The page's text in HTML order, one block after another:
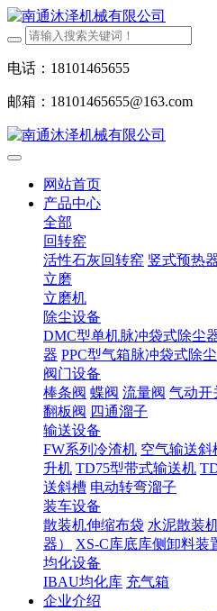
电话：18101465655
邮箱：18101465655@163.com
网站首页
产品中心
全部
回转窑
活性石灰回转窑 竖式预热
立磨
立磨机
除尘设备
DMC型单机脉冲袋式除尘
器 PPC型气箱脉冲袋式除
阀门设备
棒条阀 蝶阀 流量阀 气动开
翻板阀 四通溜子
输送设备
FW系列冷渣机 空气输送斜
升机 TD75型带式输送机
送斜槽 电动转弯溜子
装车设备
散装机伸缩布袋 水泥散装
器）
XS-C库底库侧卸料装
均化设备
IBAU均化库 充气箱
企业介绍